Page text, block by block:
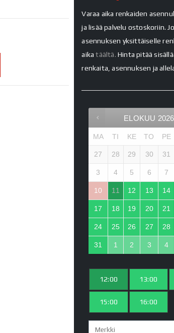
Varaa aika renkaiden
ja lisää palvelu ostoskoriin.
asennuksen yksittäiselle
aikatäältä. Hinta pitää
renkaita, asennuksen ja
ELOKUU 2026
MA TI KE TO PE
27 28 29 30 31
3 4 5 6 7
10 11 12 13 14
17 18 19 20 21
24 25 26 27 28
31 1 2 3 4
12:00 13:00
15:00 16:00